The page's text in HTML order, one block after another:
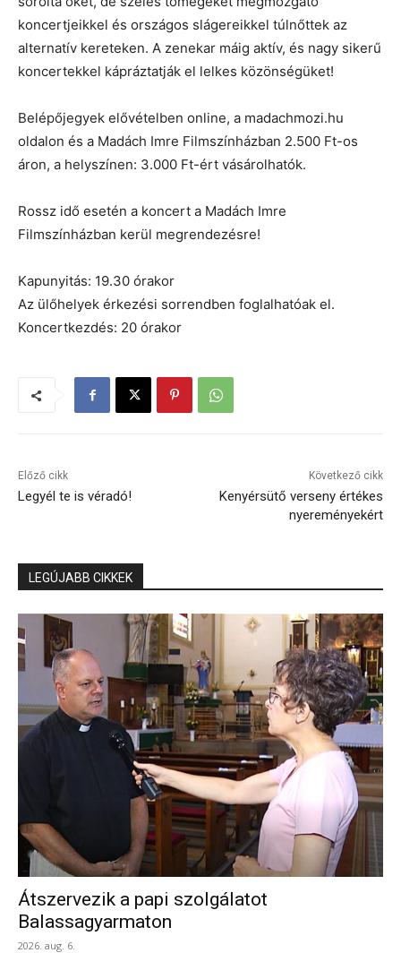
koncertjeikkel és országos slágereikkel túlnőttek az
alternatív kereteken. A zenekar máig aktív, és nagy sikerű
koncertekkel kápráztatják el lelkes közönségüket!
Belépőjegyek elővételben online, a madachmozi.hu
oldalon és a Madách Imre Filmszínházban 2.500 Ft-os
áron, a helyszínen: 3.000 Ft-ért vásárolhatók.
Rossz idő esetén a koncert a Madách Imre
Filmszínházban kerül megrendezésre!
Kapunyitás: 19.30 órakor
Az ülőhelyek érkezési sorrendben foglalhatóak el.
Koncertkezdés: 20 órakor
Előző cikk
Legyél te is véradó!
Következő cikk
Kenyérsütő verseny értékes
nyereményekért
LEGÚJABB CIKKEK
Átszervezik a papi szolgálatot
Balassagyarmaton
2026. aug. 6.